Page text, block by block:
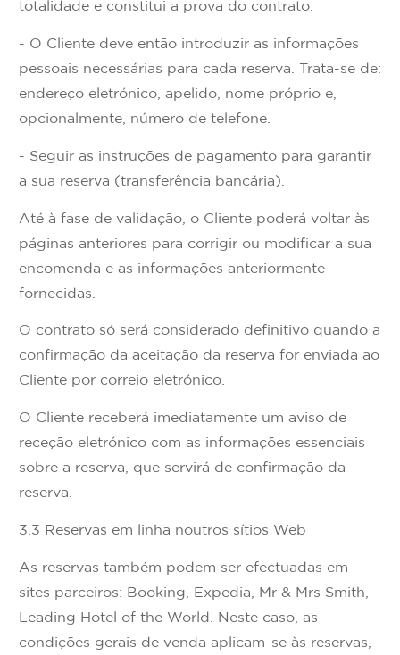
totalidade e constitui a prova do contrato.
- O Cliente deve então introduzir as informações
pessoais necessárias para cada reserva. Trata-se de:
endereço eletrónico, apelido, nome próprio e,
opcionalmente, número de telefone.
- Seguir as instruções de pagamento para garantir
a sua reserva (transferência bancária).
Até à fase de validação, o Cliente poderá voltar às
páginas anteriores para corrigir ou modificar a sua
encomenda e as informações anteriormente
fornecidas.
O contrato só será considerado definitivo quando a
confirmação da aceitação da reserva for enviada ao
Cliente por correio eletrónico.
O Cliente receberá imediatamente um aviso de
receção eletrónico com as informações essenciais
sobre a reserva, que servirá de confirmação da
reserva.
3.3 Reservas em linha noutros sítios Web
As reservas também podem ser efectuadas em
sites parceiros: Booking, Expedia, Mr & Mrs Smith,
Leading Hotel of the World. Neste caso, as
condições gerais de venda aplicam-se às reservas,